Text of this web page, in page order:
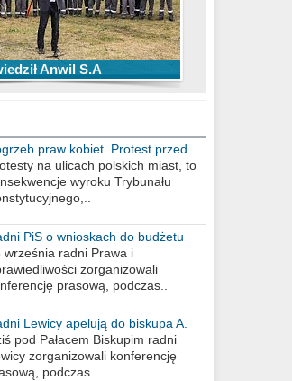
Anwil S.A
Anwilu Włocławek
2019/2020
Włocławek w BCL
2020
praw kobiet. Protest przed
poselskim PiS
na ulicach polskich miast, to
wyroku Trybunału
PiS o wnioskach do budżetu
na 2021 rok
września radni Prawa i
zorganizowali
prasową, podczas..
Lewicy apelują do biskupa A.
Meringa
pod Pałacem Biskupim radni
zorganizowali konferencję
podczas..